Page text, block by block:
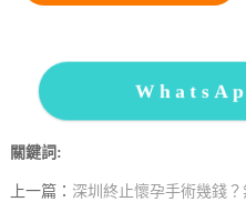
關鍵詞:
上一篇： 深圳終止懷孕手術幾錢